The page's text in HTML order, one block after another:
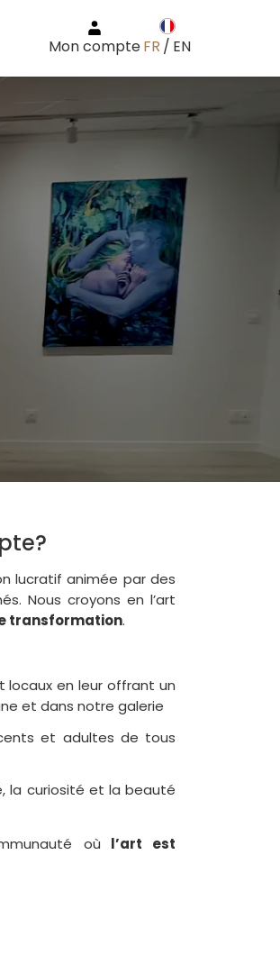
Mon compteFR / EN
lucratif animée par des
Nous croyons en l’art
transformation.
en leur offrant un
et dans notre galerie
et adultes de tous
la curiosité et la beauté
où l’art est